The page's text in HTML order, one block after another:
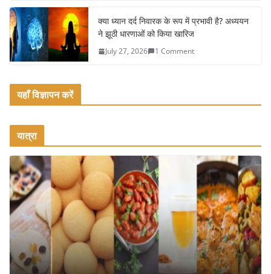
क्या ध्यान दर्द निवारक के रूप में प्रभावी है? अध्ययन
ने झूठी धारणाओं को किया खारिज
July 27, 2026 1 Comment
यहाँ विज्ञापन करें
यात्रा